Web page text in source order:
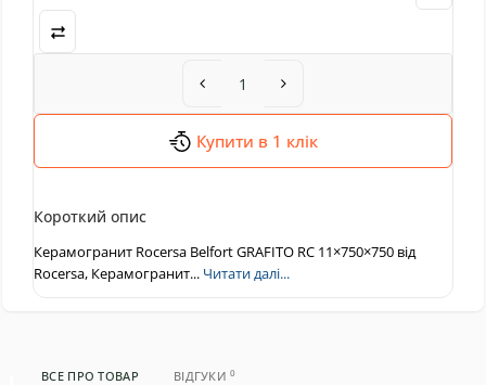
Купити в 1 клік
Короткий опис
Керамогранит Rocersa Belfort GRAFITO RC 11×750×750 від
Rocersa, Керамогранит... Читати далі...
ВСЕ ПРО ТОВАР ВІДГУКИ0